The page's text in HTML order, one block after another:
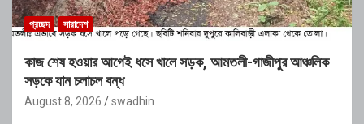
প্রচ্ছদ সারাদেশ
কাজ শেষ হওয়ার আগেই ধসে খালে সড়ক, আমতলী-গাজীপুর আঞ্চলিক
সড়কে যান চলাচল বন্ধ
August 8, 2026 swadhin